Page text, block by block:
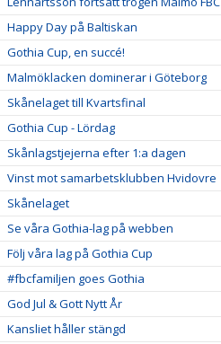
Happy Day på Baltiskan
Gothia Cup, en succé!
Malmöklacken dominerar i Göteborg
Skånelaget till Kvartsfinal
Gothia Cup - Lördag
Skånlagstjejerna efter 1:a dagen
Vinst mot samarbetsklubben Hvidovre
Skånelaget
Se våra Gothia-lag på webben
Följ våra lag på Gothia Cup
#fbcfamiljen goes Gothia
God Jul & Gott Nytt År
Kansliet håller stängd